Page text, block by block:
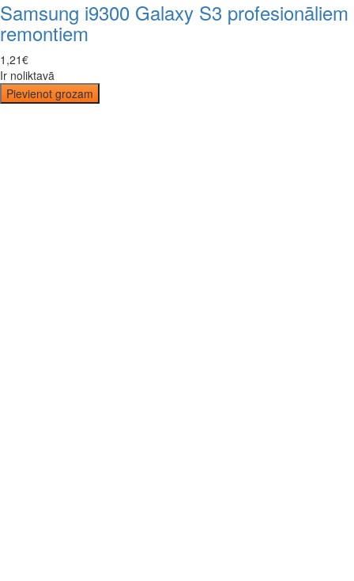
Samsung i9300 Galaxy S3 profesionāliem
remontiem
1 ,21€
Ir noliktavā
Pievienot grozam